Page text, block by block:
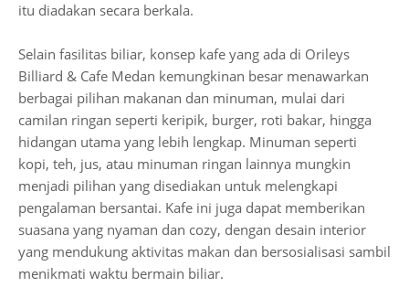
itu diadakan secara berkala.
Selain fasilitas biliar, konsep kafe yang ada di Orileys
Billiard & Cafe Medan kemungkinan besar menawarkan
berbagai pilihan makanan dan minuman, mulai dari
camilan ringan seperti keripik, burger, roti bakar, hingga
hidangan utama yang lebih lengkap. Minuman seperti
kopi, teh, jus, atau minuman ringan lainnya mungkin
menjadi pilihan yang disediakan untuk melengkapi
pengalaman bersantai. Kafe ini juga dapat memberikan
suasana yang nyaman dan cozy, dengan desain interior
yang mendukung aktivitas makan dan bersosialisasi sambil
menikmati waktu bermain biliar.